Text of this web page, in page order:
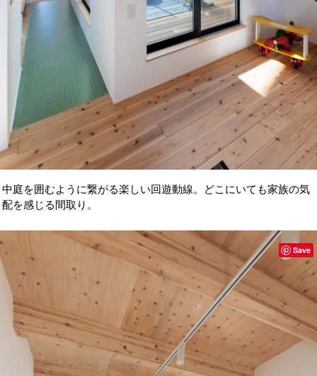
中庭を囲むように繋がる楽しい回遊動線。どこにいても家族の気
配を感じる間取り。
Save